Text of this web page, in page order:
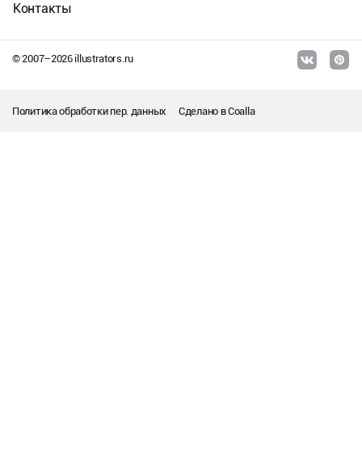
© 2007–2026illustrators.ru
Контакты
Политика обработки пер. данных Сделано вCoalla